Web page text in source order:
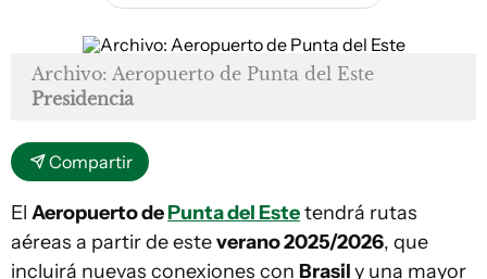
Archivo: Aeropuerto de Punta del Este
Presidencia
Compartir
El Aeropuerto dePunta del Estetendrá rutas
aéreas a partir de esteverano 2025/2026, que
incluirá nuevas conexiones con Brasily una mayor